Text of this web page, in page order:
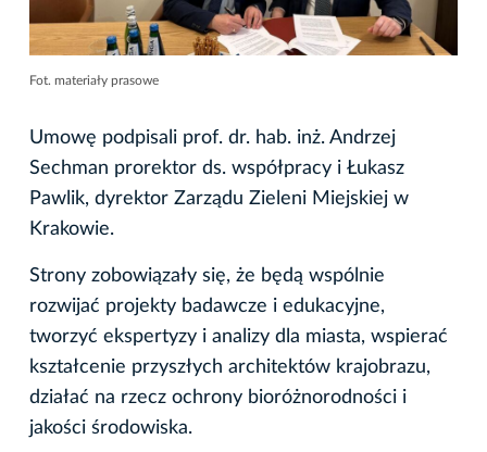
Fot. materiały prasowe
Umowę podpisali prof. dr. hab. inż. Andrzej
Sechman prorektor ds. współpracy i Łukasz
Pawlik, dyrektor Zarządu Zieleni Miejskiej w
Krakowie.
Strony zobowiązały się, że będą wspólnie
rozwijać projekty badawcze i edukacyjne,
tworzyć ekspertyzy i analizy dla miasta, wspierać
kształcenie przyszłych architektów krajobrazu,
działać na rzecz ochrony bioróżnorodności i
jakości środowiska.